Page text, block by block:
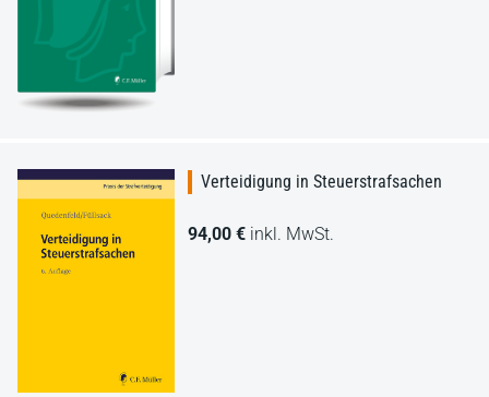
Verteidigung in Steuerstrafsachen
94,00 € inkl. MwSt.